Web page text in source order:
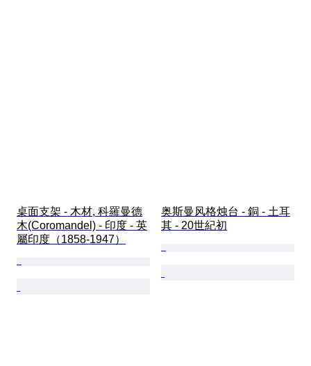
桌面支架 - 木材, 科羅曼德
木(Coromandel) - 印度 - 英
屬印度（1858-1947）
奥斯曼风格烛台 - 銅 - 土耳
其 - 20世紀初